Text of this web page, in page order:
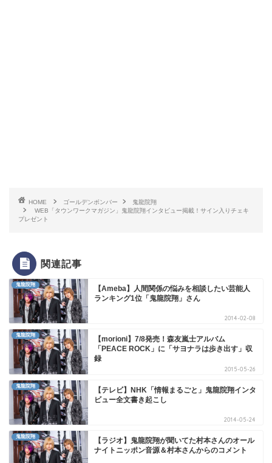
HOME ゴールデンボンバー
鬼龍院翔
WEB「タウンワークマガジン」鬼龍院翔インタビュー掲載！サイン入りチェキ
プレゼント
関連記事
鬼龍院翔
【Ameba】人間関係の悩みを相談したい芸能人
ランキング1位「鬼龍院翔」さん
2014-02-08
鬼龍院翔
【morioni】7/8発売！森友嵐士アルバム
「PEACE ROCK」に「サヨナラは歩き出す」収
録
2015-05-26
鬼龍院翔
【テレビ】NHK「情報まるごと」鬼龍院翔インタ
ビュー全文書き起こし
2014-05-24
鬼龍院翔
【ラジオ】鬼龍院翔が聞いてた村本さんのオール
ナイトニッポン音源＆村本さんからのコメント